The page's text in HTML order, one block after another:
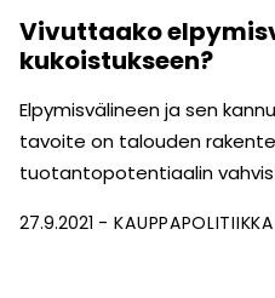
Vivuttaako
kukoistukseen?
Elpymisvälineen ja sen
tavoite on talouden
tuotantopotentiaalin
27.9.2021 KAUPPAPOLITIIKKA